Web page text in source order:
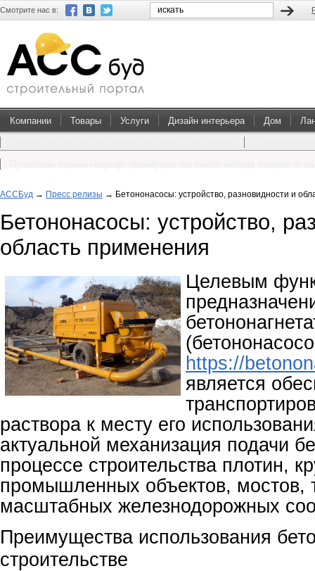
Смотрите нас в:
Компании Товары Услуги Дизайн интерьера Дом
АССБуд → Пресс релизы → Бетононасосы: устройство, разновидности и
Бетононасосы: устройство,
область применения
Целевым
https://
является
раствора к месту его
актуальной механизация подачи
процессе строительства плотин,
промышленных объектов, мостов,
масштабных железнодорожных
Преимущества использования
строительстве